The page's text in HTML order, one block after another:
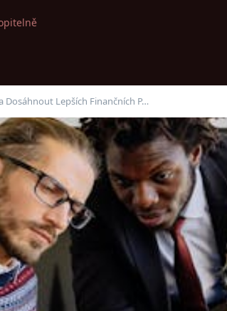
Dosáhnout Lepších Finančních P…